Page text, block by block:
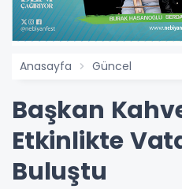
Anasayfa Güncel
Başkan
Etkinlikte
Buluştu